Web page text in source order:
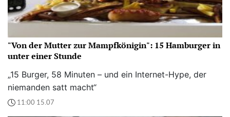
"Von der Mutter zur Mampfkönigin": 15 Hamburger in
unter einer Stunde
„15 Burger, 58 Minuten – und ein Internet-Hype, der
niemanden satt macht“
11:00 15.07